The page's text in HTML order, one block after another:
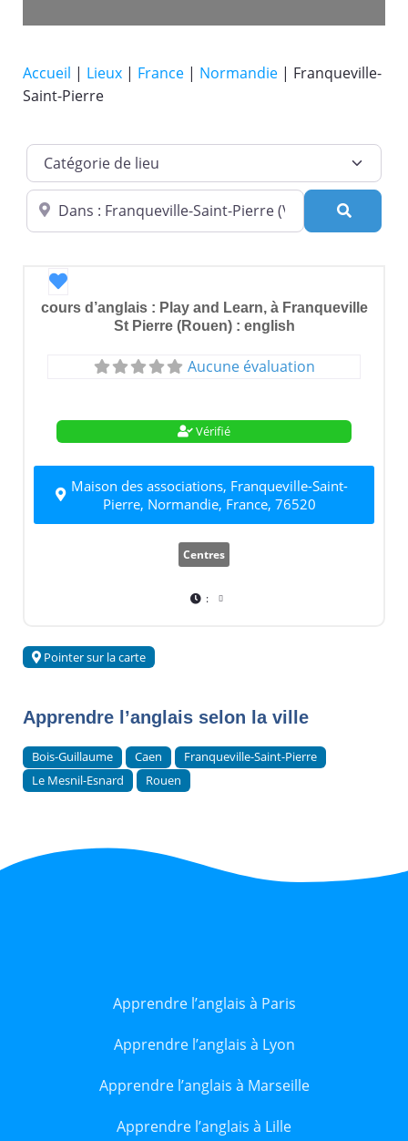
Accueil | Lieux | France | Normandie | Franqueville-
Saint-Pierre
Catégorie de lieu
Dans quelle ville ?
Favori
cours d’anglais : Play and Learn, à Franqueville
St Pierre (Rouen) : english
Aucune évaluation
Vérifié
Maison des associations, Franqueville-Saint-
Pierre, Normandie, France, 76520
Centres
:
Pointer sur la carte
Apprendre l’anglais selon la ville
Bois-Guillaume Caen
Franqueville-Saint-Pierre
Le Mesnil-Esnard
Rouen
Apprendre l’anglais à Paris
Apprendre l’anglais à Lyon
Apprendre l’anglais à Marseille
Apprendre l’anglais à Lille